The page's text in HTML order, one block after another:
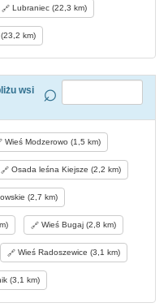
Lubraniec (22,3 km)
km)
wsi
Wieś Modzerowo (1,5 km)
Osada leśna Kiejsze (2,2 km)
(2,7 km)
Wieś Bugaj (2,8 km)
Wieś Radoszewice (3,1 km)
(3,1 km)